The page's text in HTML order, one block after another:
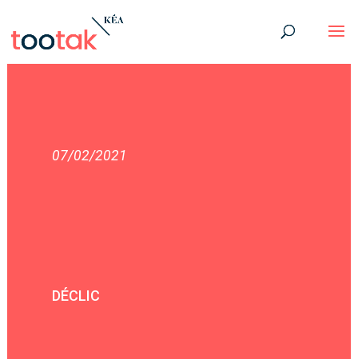
07/02/2021
DÉCLIC